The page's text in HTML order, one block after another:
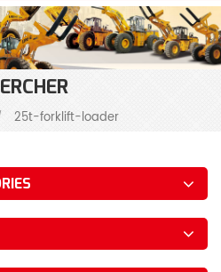
25t-forklift-loader